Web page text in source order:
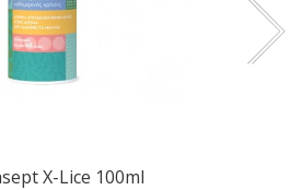
X-Lice 100ml